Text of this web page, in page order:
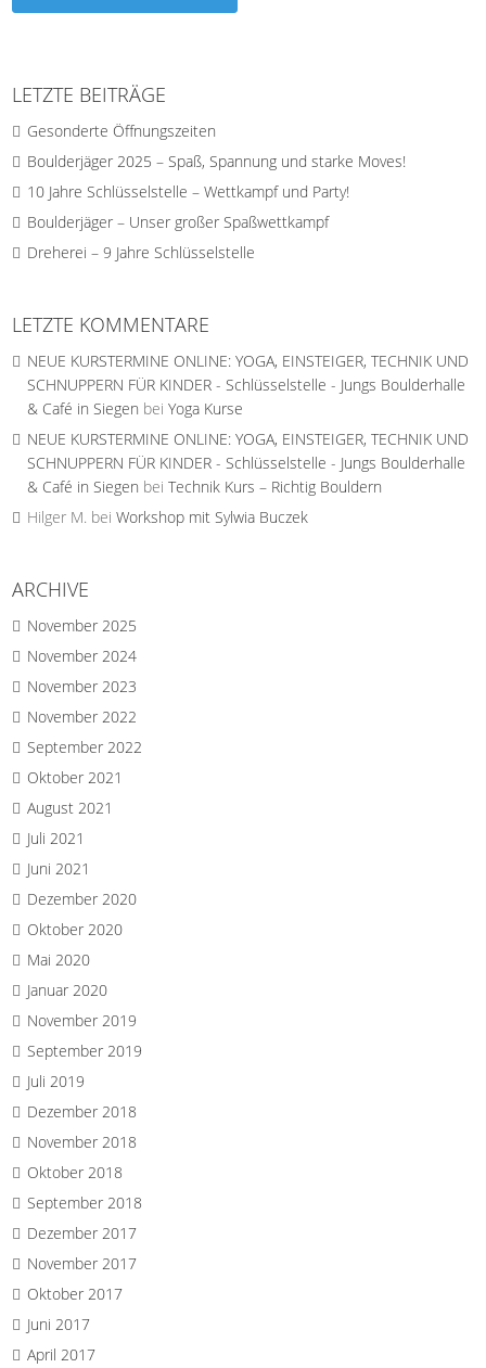
LETZTE BEITRÄGE
Gesonderte Öffnungszeiten
Boulderjäger 2025 – Spaß, Spannung und starke Moves!
10 Jahre Schlüsselstelle – Wettkampf und Party!
Boulderjäger – Unser großer Spaßwettkampf
Dreherei – 9 Jahre Schlüsselstelle
LETZTE KOMMENTARE
NEUE KURSTERMINE ONLINE: YOGA, EINSTEIGER, TECHNIK UND
SCHNUPPERN FÜR KINDER - Schlüsselstelle - Jungs Boulderhalle
& Café in Siegen beiYoga Kurse
NEUE KURSTERMINE ONLINE: YOGA, EINSTEIGER, TECHNIK UND
SCHNUPPERN FÜR KINDER - Schlüsselstelle - Jungs Boulderhalle
& Café in Siegen beiTechnik Kurs – Richtig Bouldern
Hilger M. beiWorkshop mit Sylwia Buczek
ARCHIVE
November 2025
November 2024
November 2023
November 2022
September 2022
Oktober 2021
August 2021
Juli 2021
Juni 2021
Dezember 2020
Oktober 2020
Mai 2020
Januar 2020
November 2019
September 2019
Juli 2019
Dezember 2018
November 2018
Oktober 2018
September 2018
Dezember 2017
November 2017
Oktober 2017
Juni 2017
April 2017